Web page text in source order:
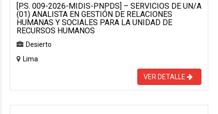
[P.S. 009-2026-MIDIS-PNPDS] – SERVICIOS DE UN/A
(01) ANALISTA EN GESTIÓN DE RELACIONES
HUMANAS Y SOCIALES PARA LA UNIDAD DE
RECURSOS HUMANOS
Desierto
Lima
VER DETALLE